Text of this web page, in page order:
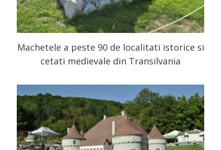
Machetele a peste 90 de localitati istorice si
cetati medievale din Transilvania